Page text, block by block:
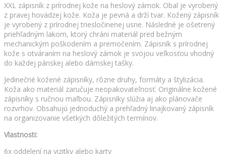
XXL zápisník z prírodnej kože na heslový zámok. Obal je vyrobený
z pravej hovädzej kože. Koža je pevná a drží tvar. Kožený zápisník
je vyrobený z prírodnej triesločinenej usne. Následné je ošetrený
priehľadným lakom, ktorý chráni materiál pred bežným
mechanickým poškodením a premočením. Zápisník s prírodnej
kože s otváraním na heslový zámok je svojou veľkosťou vhodný
do každej pánskej alebo dámskej tašky.
Jedinečné kožené zápisníky, rôzne druhy, formáty a štylizácia.
Koža ako materiál zaručuje neopakovateľnosť. Originálne kožené
zápisníky s ručnou maľbou. Zápisníky slúžia aj ako plánovače
rozvrhov. Obsahujú jednoduchý a prehľadný linajkovaný zápisník
na organizovanie všetkých dôležitých termínov.
Vlastnosti:
6x oddelení na vizitky alebo karty